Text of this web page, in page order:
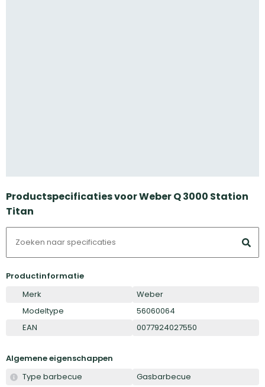
Productspecificaties voor Weber Q 3000 Station
Titan
Productinformatie
Merk
Weber
Modeltype
56060064
EAN
0077924027550
Algemene eigenschappen
Type barbecue
Gasbarbecue